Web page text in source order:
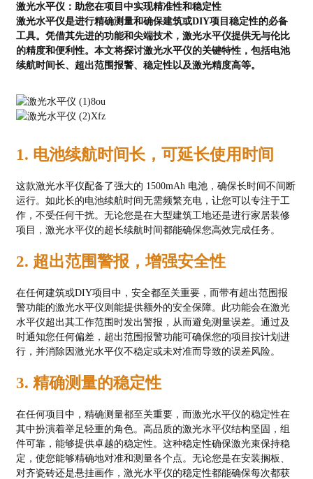
激光水平仪：助您在项目中实现精准性和稳定性
激光水平仪是进行精确测量和确保建筑或DIY项目稳定性的必备
工具。凭借其先进的功能和尖端技术，激光水平仪提供无与伦比
的精度和便利性。本文将探讨激光水平仪的关键特性，包括电池
续航时间长、超出范围报警、稳定性以及激光精度高等。
1. 电池续航时间长，可延长使用时间
这款激光水平仪配备了强大的 1500mAh 电池，确保长时间不间断
运行。如此长的电池续航时间无需频繁充电，让您可以专注于工
作，不受任何干扰。无论您是在大型建筑工地还是进行家居装修
项目，激光水平仪的超长续航时间都能确保您高效完成任务。
2. 超出范围警报，增强安全性
在任何建筑或DIY项目中，安全都至关重要，而带有超出范围报
警功能的激光水平仪则能提供额外的安全保障。此功能会在激光
水平仪超出其工作范围时发出警报，从而避免测量误差。通过及
时通知您任何偏差，超出范围报警功能可确保您的项目按计划进
行，并消除因激光水平仪不稳定或未对准而导致的误差风险。
3. 精确测量的稳定性
在任何项目中，精确测量都至关重要，而激光水平仪的稳定性在
其中扮演着举足轻重的角色。高品质的激光水平仪结构坚固，组
件可靠，能够提供卓越的稳定性。这种稳定性确保激光束保持稳
定，使您能够精确地对准和测量各个点。无论您是在安装搁板、
对齐瓷砖还是悬挂画作，激光水平仪的稳定性都能确保每次都获